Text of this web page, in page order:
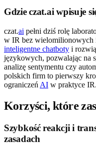
Gdzie czat.ai wpisuje
czat.ai pełni dziś rolę
w IR bez wielomilionowych
inteligentne chatboty i
językowych, pozwalając na
analizę sentymentu czy
polskich firm to pierwszy
ograniczeń AI w praktyce IR.
Korzyści, które
Szybkość reakcji i
zasadach